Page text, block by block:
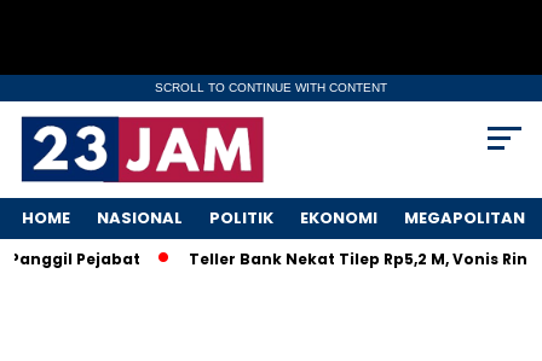
SCROLL TO CONTINUE WITH CONTENT
HOME NASIONAL POLITIK EKONOMI MEGAPOLITAN
Pejabat Teller Bank Nekat Tilep Rp5,2 M, Vonis Ringan